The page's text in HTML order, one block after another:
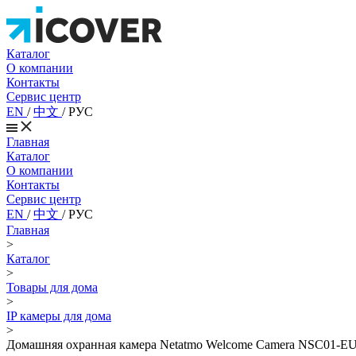
Каталог
О компании
Контакты
Сервис центр
EN /中文 /РУС
Главная
Каталог
О компании
Контакты
Сервис центр
EN /中文 /РУС
Главная
>
Каталог
>
Товары для дома
>
IP камеры для дома
>
Домашняя охранная камера Netatmo Welcome Camera NSC01-